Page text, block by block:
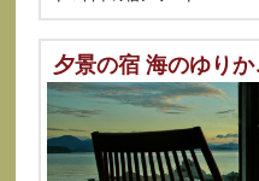
夕景の宿 海のゆり